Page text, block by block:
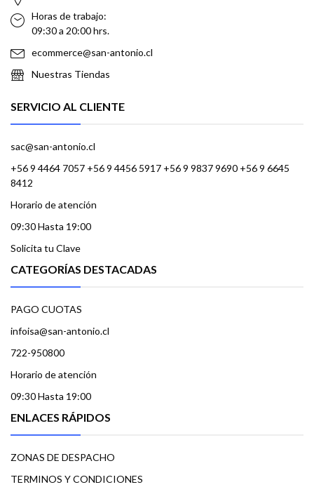
Horas de trabajo:
09:30 a 20:00 hrs.
ecommerce@san-antonio.cl
Nuestras Tiendas
SERVICIO AL CLIENTE
sac@san-antonio.cl
+56 9 4464 7057 +56 9 4456 5917 +56 9 9837 9690 +56 9 6645
8412
Horario de atención
09:30 Hasta 19:00
Solicita tu Clave
CATEGORÍAS DESTACADAS
PAGO CUOTAS
infoisa@san-antonio.cl
722-950800
Horario de atención
09:30 Hasta 19:00
ENLACES RÁPIDOS
ZONAS DE DESPACHO
TERMINOS Y CONDICIONES